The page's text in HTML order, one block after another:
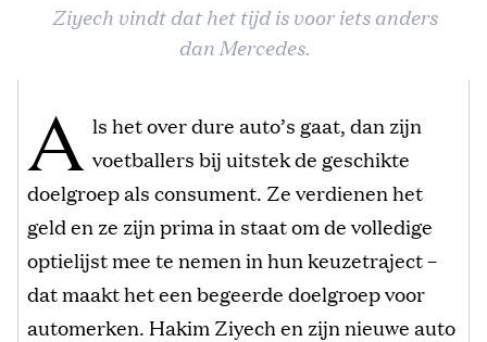
Ziyech vindt dat het tijd is voor iets anders
dan Mercedes.
A ls het over dure auto’s gaat, dan zijn
voetballers bij uitstek de geschikte
doelgroep als consument. Ze verdienen het
geld en ze zijn prima in staat om de volledige
optielijst mee te nemen in hun keuzetraject –
dat maakt het een begeerde doelgroep voor
automerken. Hakim Ziyech en zijn nieuwe auto